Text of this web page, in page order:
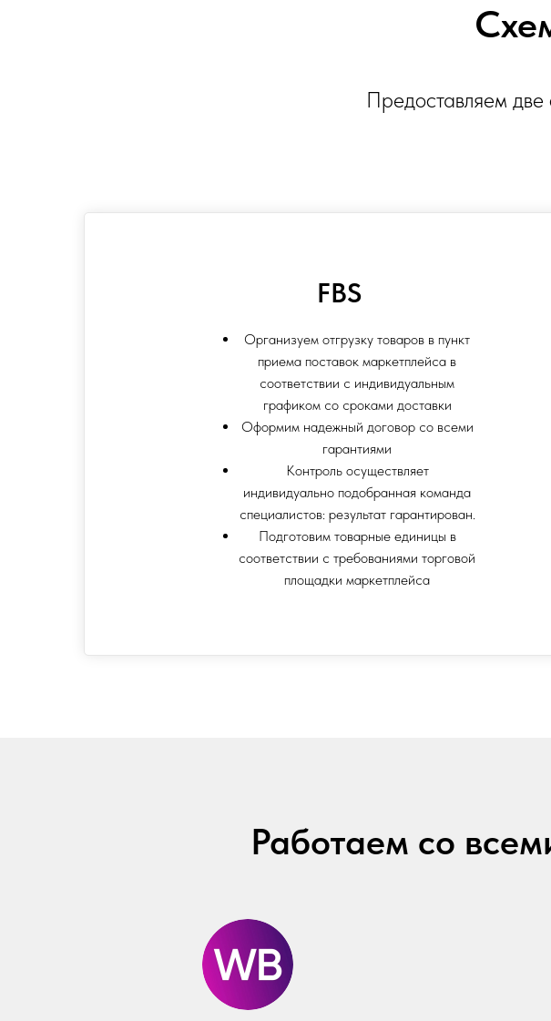
Предоставляем
FBS
Организуем отгрузку товаров в пункт
приема поставок маркетплейса в
соответствии с индивидуальным
графиком со сроками доставки
Оформим надежный договор со всеми
гарантиями
Контроль осуществляет
индивидуально подобранная команда
специалистов: результат гарантирован.
Подготовим товарные единицы в
соответствии с требованиями торговой
площадки маркетплейса
Работаем со